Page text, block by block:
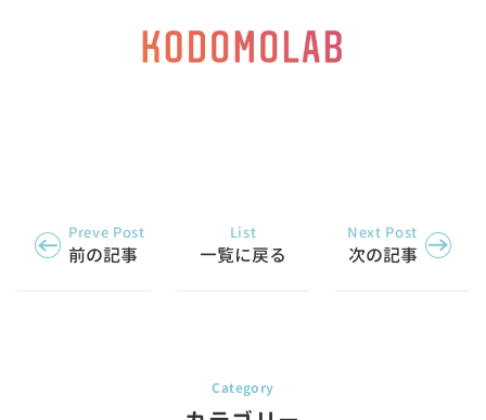
Preve Post
前の記事
List
一覧に戻る
Next Post
次の記事